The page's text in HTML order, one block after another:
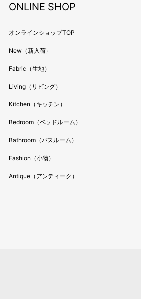
ONLINE SHOP
オンラインショップTOP
New（新入荷）
Fabric（生地）
Living（リビング）
Kitchen（キッチン）
Bedroom（ベッドルーム）
Bathroom（バスルーム）
Fashion（小物）
Antique（アンティーク）